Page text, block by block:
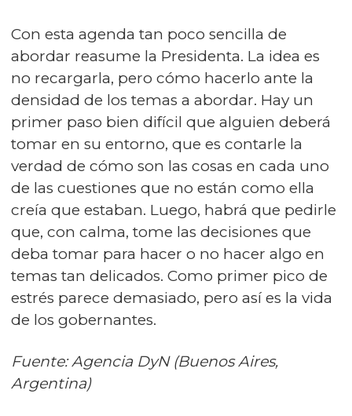
Con esta agenda tan poco sencilla de
abordar reasume la Presidenta. La idea es
no recargarla, pero cómo hacerlo ante la
densidad de los temas a abordar. Hay un
primer paso bien difícil que alguien deberá
tomar en su entorno, que es contarle la
verdad de cómo son las cosas en cada uno
de las cuestiones que no están como ella
creía que estaban. Luego, habrá que pedirle
que, con calma, tome las decisiones que
deba tomar para hacer o no hacer algo en
temas tan delicados. Como primer pico de
estrés parece demasiado, pero así es la vida
de los gobernantes.
Fuente: Agencia DyN (Buenos Aires,
Argentina)